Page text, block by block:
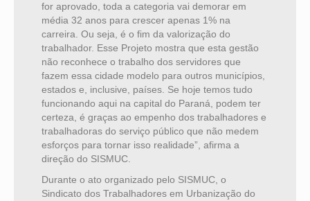
for aprovado, toda a categoria vai demorar em
média 32 anos para crescer apenas 1% na
carreira. Ou seja, é o fim da valorização do
trabalhador. Esse Projeto mostra que esta gestão
não reconhece o trabalho dos servidores que
fazem essa cidade modelo para outros municípios,
estados e, inclusive, países. Se hoje temos tudo
funcionando aqui na capital do Paraná, podem ter
certeza, é graças ao empenho dos trabalhadores e
trabalhadoras do serviço público que não medem
esforços para tornar isso realidade”, afirma a
direção do SISMUC.
Durante o ato organizado pelo SISMUC, o
Sindicato dos Trabalhadores em Urbanização do